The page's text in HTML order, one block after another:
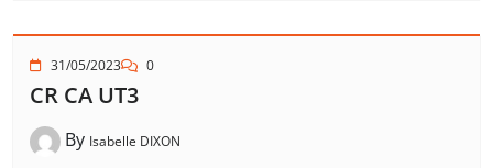
31/05/2023 0
CR CA UT3
By Isabelle DIXON